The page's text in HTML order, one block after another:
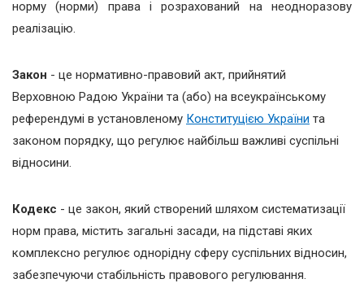
норму (норми) права і розрахований на неодноразову
реалізацію.
Закон - це нормативно-правовий акт, прийнятий
Верховною Радою України та (або) на всеукраїнському
референдумі в установленому Конституцією України та
законом порядку, що регулює найбільш важливі суспільні
відносини.
Кодекс - це закон, який створений шляхом систематизації
норм права, містить загальні засади, на підставі яких
комплексно регулює однорідну сферу суспільних відносин,
забезпечуючи стабільність правового регулювання.